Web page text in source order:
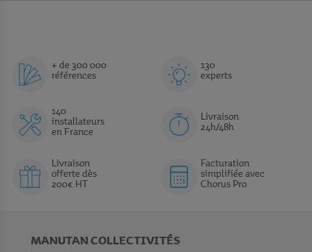
+ de 300 000
références
130
experts
140
installateurs
en France
Livraison
24h/48h
Livraison
offerte dès
200€ HT
Facturation
simplifiée avec
Chorus Pro
MANUTAN COLLECTIVITÉS